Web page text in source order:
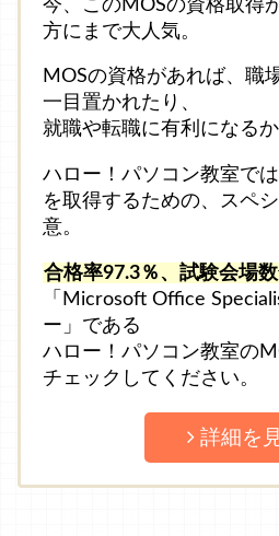
今、このMOSの資格取得
方にまで大人気。
MOSの資格があれば、職
一目置かれたり、
就職や転職に有利になるか
ハロー！パソコン教室で
を取得するための、スペ
意。
合格率97.3％、試験会場
「Microsoft Office
ー」である
ハロー！パソコン教室の
チェックしてください。
詳細を